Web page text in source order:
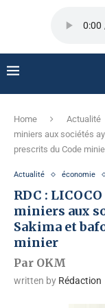
Home Actualité
miniers aux sociétés
prescrits du Code
Actualité économie
RDC :
miniers aux
Sakima et
minier
Par OKM
written by Rédaction